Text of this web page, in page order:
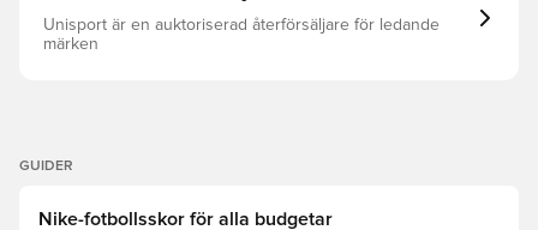
skaft har en snörad ovandel för ökad fasthållning och
minskad störning vid bollkontakt. Dobbarna på dessa
Unisport är en auktoriserad återförsäljare för ledande
märken
GUIDER
Nike-fotbollsskor för alla budgetar